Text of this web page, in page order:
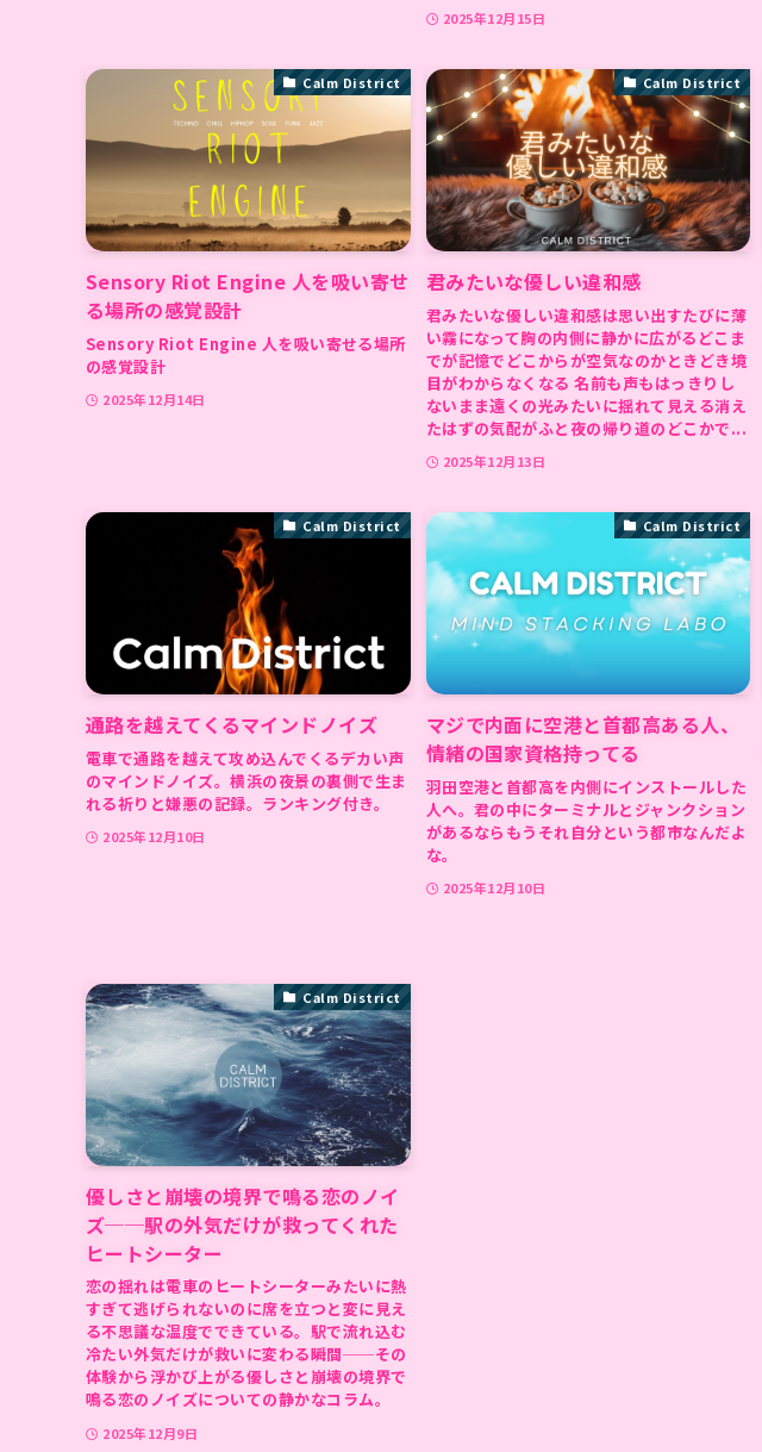
2025年12月15日
Calm District
Sensory Riot Engine 人を吸い寄せ
る場所の感覚設計
Sensory Riot Engine 人を吸い寄せる場所
の感覚設計
2025年12月14日
Calm District
君みたいな優しい違和感
君みたいな優しい違和感は思い出すたびに薄
い霧になって胸の内側に静かに広がるどこま
でが記憶でどこからが空気なのかときどき境
目がわからなくなる 名前も声もはっきりし
ないまま遠くの光みたいに揺れて見える消え
たはずの気配がふと夜の帰り道のどこかで...
2025年12月13日
Calm District
通路を越えてくるマインドノイズ
電車で通路を越えて攻め込んでくるデカい声
のマインドノイズ。横浜の夜景の裏側で生ま
れる祈りと嫌悪の記録。ランキング付き。
2025年12月10日
Calm District
マジで内面に空港と首都高ある人、
情緒の国家資格持ってる
羽田空港と首都高を内側にインストールした
人へ。君の中にターミナルとジャンクション
があるならもうそれ自分という都市なんだよ
な。
2025年12月10日
Calm District
優しさと崩壊の境界で鳴る恋のノイ
ズ──駅の外気だけが救ってくれた
ヒートシーター
恋の揺れは電車のヒートシーターみたいに熱
すぎて逃げられないのに席を立つと変に見え
る不思議な温度でできている。駅で流れ込む
冷たい外気だけが救いに変わる瞬間──その
体験から浮かび上がる優しさと崩壊の境界で
鳴る恋のノイズについての静かなコラム。
2025年12月9日